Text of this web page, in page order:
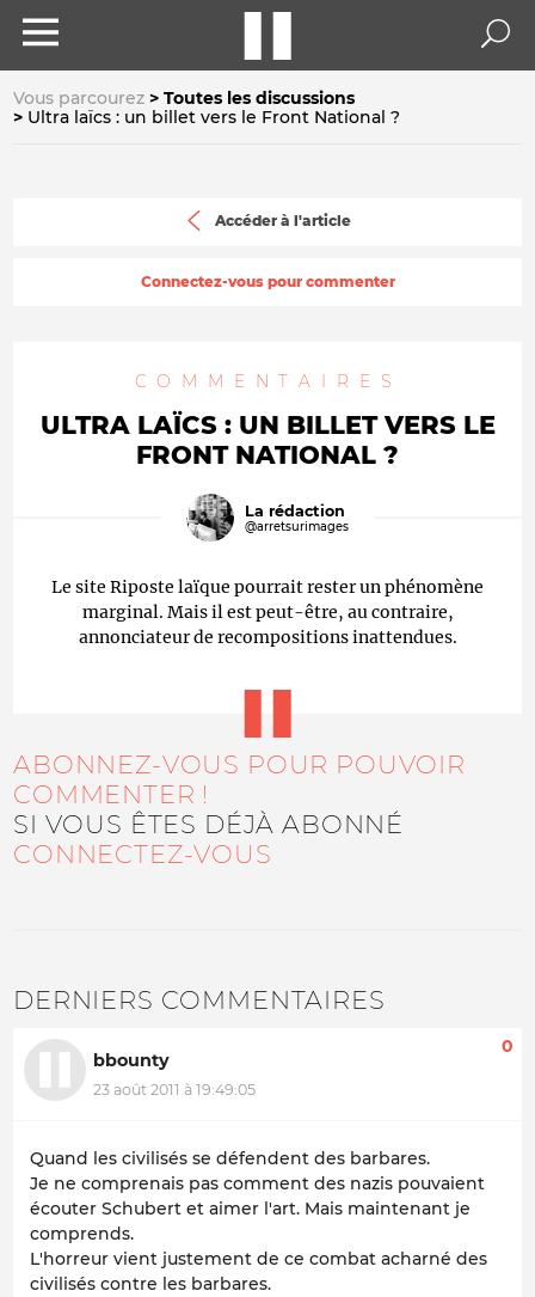
Vous parcourez
Toutes les discussions
Ultra laïcs : un billet vers le Front National ?
Accéder à l'article
Connectez-vous pour commenter
COMMENTAIRES
ULTRA LAÏCS : UN BILLET VERS LE
FRONT NATIONAL ?
La rédaction
@arretsurimages
Le site Riposte laïque pourrait rester un phénomène
marginal. Mais il est peut-être, au contraire,
annonciateur de recompositions inattendues.
ABONNEZ-VOUS POUR POUVOIR
COMMENTER !
SI VOUS ÊTES DÉJÀ ABONNÉ
CONNECTEZ-VOUS
DERNIERS COMMENTAIRES
bbounty
23 août 2011 à 19:49:05
0
Quand les civilisés se défendent des barbares.
Je ne comprenais pas comment des nazis pouvaient
écouter Schubert et aimer l'art. Mais maintenant je
comprends.
L'horreur vient justement de ce combat acharné des
civilisés contre les barbares.